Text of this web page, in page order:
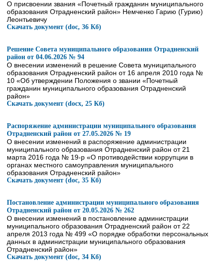
О присвоении звания «Почетный гражданин муниципального
образования Отрадненский район» Немченко Гарию (Гурию)
Леонтьевичу
Скачать документ (doc, 36 Кб)
Решение Совета муниципального образования Отрадненский
район от 04.06.2026 № 94
О внесении изменений в решение Совета муниципального
образования Отрадненский район от 16 апреля 2010 года №
10 «Об утверждении Положения о звании «Почетный
гражданин муниципального образования Отрадненский
район»
Скачать документ (docx, 25 Кб)
Распоряжение администрации муниципального образования
Отрадненский район от 27.05.2026 № 19
О внесении изменений в распоряжение администрации
муниципального образования Отрадненский район от 21
марта 2016 года № 19-р «О противодействии коррупции в
органах местного самоуправления муниципального
образования Отрадненский район»
Скачать документ (doc, 35 Кб)
Постановление администрации муниципального образования
Отрадненский район от 20.05.2026 № 262
О внесении изменений в постановление администрации
муниципального образования Отрадненский район от 22
апреля 2013 года № 499 «О порядке обработки персональных
данных в администрации муниципального образования
Отрадненский район»
Скачать документ (doc, 34 Кб)